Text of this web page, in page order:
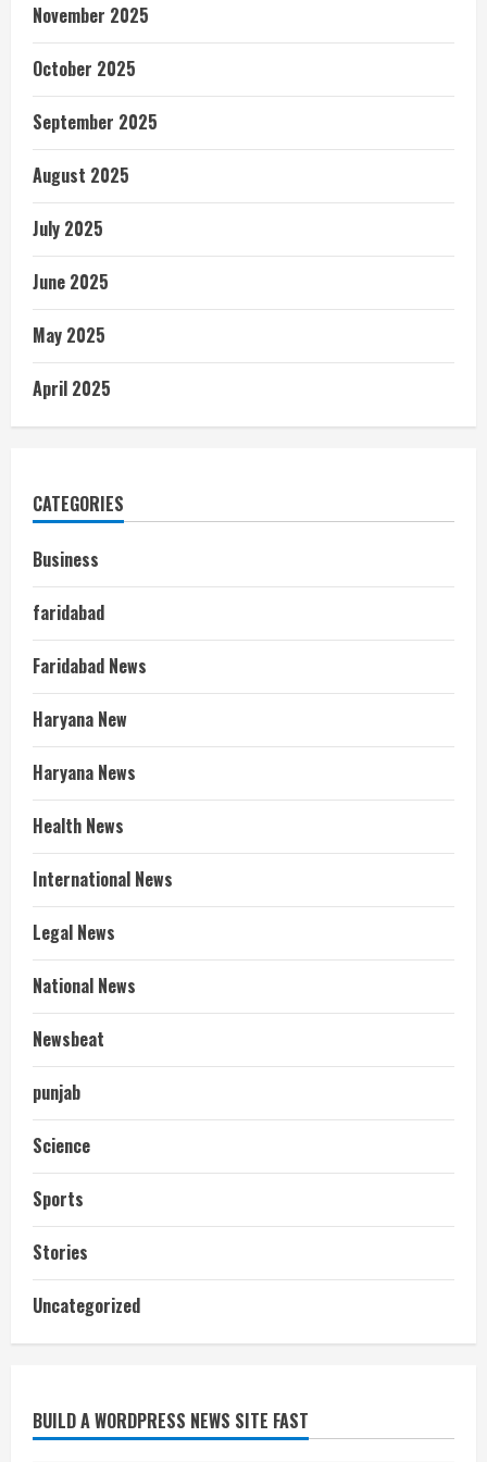
November 2025
October 2025
September 2025
August 2025
July 2025
June 2025
May 2025
April 2025
CATEGORIES
Business
faridabad
Faridabad News
Haryana New
Haryana News
Health News
International News
Legal News
National News
Newsbeat
punjab
Science
Sports
Stories
Uncategorized
BUILD A WORDPRESS NEWS SITE FAST
July 24, 2026
निर्धारित मानक व नियम का बारीकी से किया